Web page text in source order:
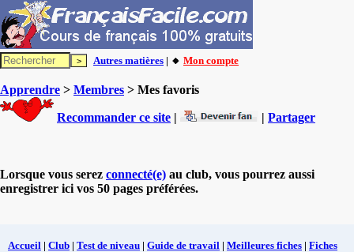
Autres matières | 🔸 Mon compte
Apprendre > Membres > Mes favoris
Recommander ce site | | Partager
Lorsque vous serez connecté(e) au club, vous pourrez aussi
enregistrer ici vos 50 pages préférées.
Accueil | Club | Test de niveau | Guide de travail | Meilleures fiches | Fiches